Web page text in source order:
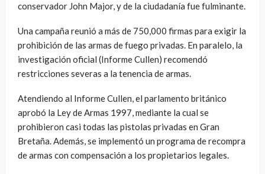
conservador John Major, y de la ciudadanía fue fulminante.
Una campaña reunió a más de 750,000 firmas para exigir la
prohibición de las armas de fuego privadas. En paralelo, la
investigación oficial (Informe Cullen) recomendó
restricciones severas a la tenencia de armas.
Atendiendo al Informe Cullen, el parlamento británico
aprobó la Ley de Armas 1997, mediante la cual se
prohibieron casi todas las pistolas privadas en Gran
Bretaña. Además, se implementó un programa de recompra
de armas con compensación a los propietarios legales.